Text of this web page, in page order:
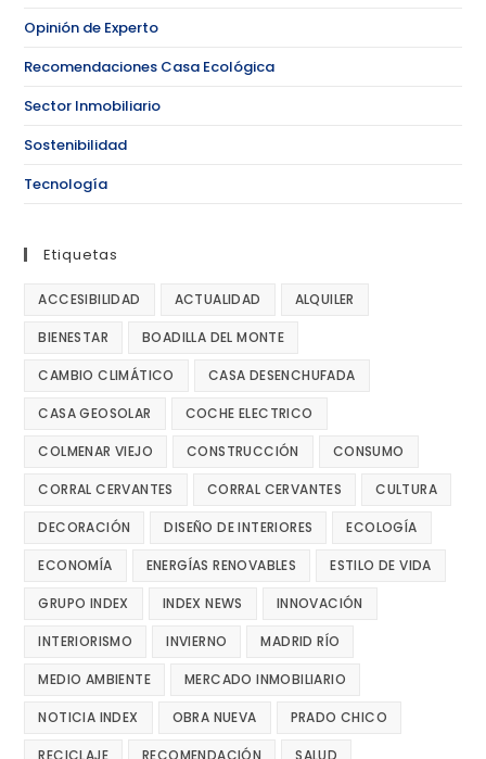
Opinión de Experto
Recomendaciones Casa Ecológica
Sector Inmobiliario
Sostenibilidad
Tecnología
Etiquetas
ACCESIBILIDAD ACTUALIDAD ALQUILER
BIENESTAR BOADILLA DEL MONTE
CAMBIO CLIMÁTICO CASA DESENCHUFADA
CASA GEOSOLAR COCHE ELECTRICO
COLMENAR VIEJO CONSTRUCCIÓN CONSUMO
CORRAL CERVANTES CORRAL CERVANTES CULTURA
DECORACIÓN DISEÑO DE INTERIORES ECOLOGÍA
ECONOMÍA ENERGÍAS RENOVABLES ESTILO DE VIDA
GRUPO INDEX INDEX NEWS INNOVACIÓN
INTERIORISMO INVIERNO MADRID RÍO
MEDIO AMBIENTE MERCADO INMOBILIARIO
NOTICIA INDEX OBRA NUEVA PRADO CHICO
RECICLAJE RECOMENDACIÓN SALUD